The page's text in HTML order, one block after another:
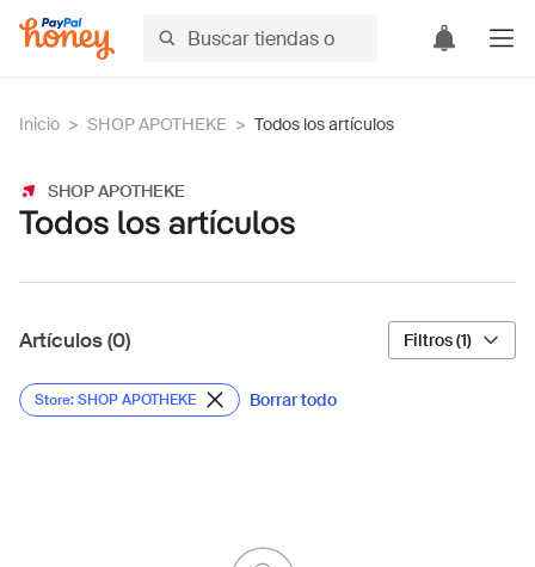
Inicio > SHOP APOTHEKE > Todos los artículos
SHOP APOTHEKE
Todos los artículos
Artículos (0) Filtros (1)
Store: SHOP APOTHEKE Borrar todo